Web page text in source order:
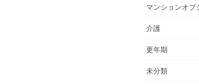
マンションオプ
介護
更年期
未分類